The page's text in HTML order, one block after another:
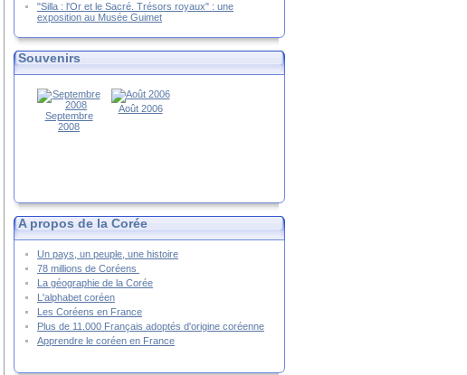
"Silla : l'Or et le Sacré. Trésors royaux" : une
exposition au Musée Guimet
Souvenirs
Septembre
2008
Août 2006
A propos de la Corée
Un pays, un peuple, une histoire
78 millions de Coréens
La géographie de la Corée
L'alphabet coréen
Les Coréens en France
Plus de 11.000 Français adoptés d'origine coréenne
Apprendre le coréen en France